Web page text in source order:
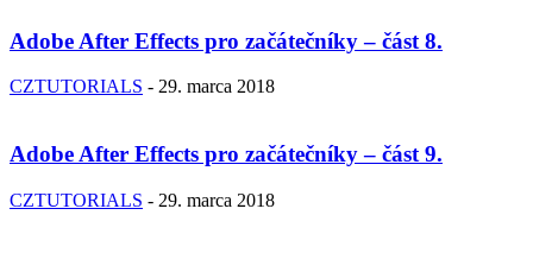
Adobe After Effects pro začátečníky – část 8.
CZTUTORIALS - 29. marca 2018
Adobe After Effects pro začátečníky – část 9.
CZTUTORIALS - 29. marca 2018